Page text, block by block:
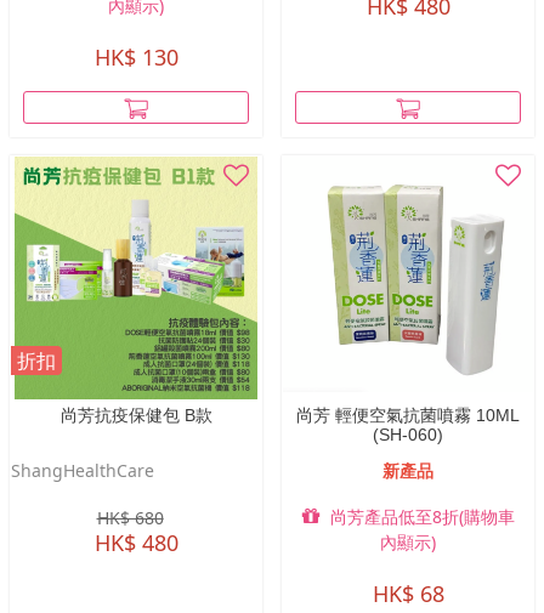
內顯示)
HK$ 130
HK$ 480
折扣
尚芳抗疫保健包 B款
ShangHealthCare
HK$ 680
HK$ 480
尚芳 輕便空氣抗菌噴霧 10ML
(SH-060)
新產品
尚芳產品低至8折(購物車
內顯示)
HK$ 68